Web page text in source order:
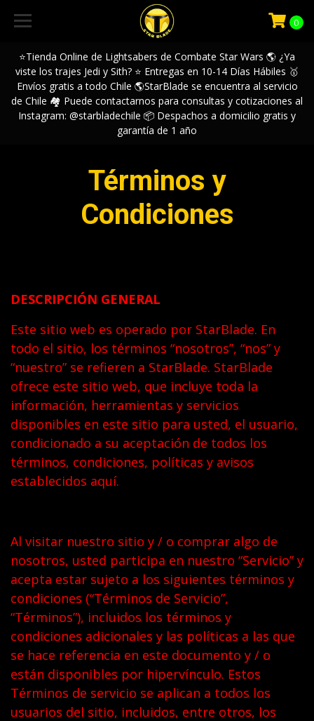
⭐️Tienda Online de Lightsabers de Combate Star Wars 🌎 ¿Ya
viste los trajes Jedi y Sith? ⭐️ Entregas en 10-14 Días Hábiles 🥇
Envíos gratis a todo Chile 🌎StarBlade se encuentra al servicio
de Chile 🏘️ Puede contactarnos para consultas y cotizaciones al
Instagram: @starbladechile 📦 Despachos a domicilio gratis y
garantía de 1 año
0
Términos y
Condiciones
DESCRIPCIÓN GENERAL
Este sitio web es operado por StarBlade. En
todo el sitio, los términos “nosotros”, “nos” y
“nuestro” se refieren a StarBlade. StarBlade
ofrece este sitio web, que incluye toda la
información, herramientas y servicios
disponibles en este sitio para usted, el usuario,
condicionado a su aceptación de todos los
términos, condiciones, políticas y avisos
establecidos aquí.
Al visitar nuestro sitio y / o comprar algo de
nosotros, usted participa en nuestro “Servicio” y
acepta estar sujeto a los siguientes términos y
condiciones (“Términos de Servicio”,
“Términos”), incluidos los términos y
condiciones adicionales y las políticas a las que
se hace referencia en este documento y / o
están disponibles por hipervínculo. Estos
Términos de servicio se aplican a todos los
usuarios del sitio, incluidos, entre otros, los